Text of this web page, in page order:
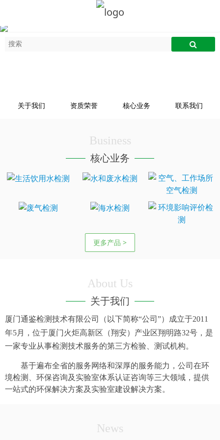
关于我们 资质荣誉 核心业务 联系我们
Business
核心业务
更多产品 >
About Us
关于我们
厦门通鉴检测技术有限公司（以下简称“公司”）成立于2011
年5月，位于厦门火炬高新区（翔安）产业区翔明路32号，是
一家专业从事检测技术服务的第三方检验、测试机构。
基于遍布全省的服务网络和深厚的服务能力，公司在环
境检测、环保咨询及实验室体系认证咨询等三大领域，提供
一站式的环保解决方案及实验室建设解决方案。
News